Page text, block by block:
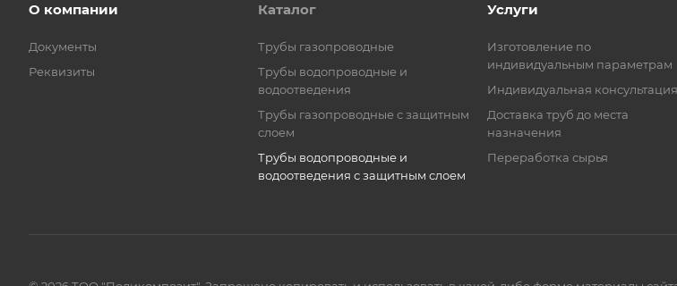
О компании
Документы
Реквизиты
Каталог
Трубы газопроводные
Трубы водопроводные и
водоотведения
Трубы газопроводные с защитным
слоем
Трубы водопроводные и
водоотведения с защитным слоем
Услуги
Изготовление по
индивидуальным параметрам
Индивидуальная консультация
Доставка труб до места
назначения
Переработка сырья